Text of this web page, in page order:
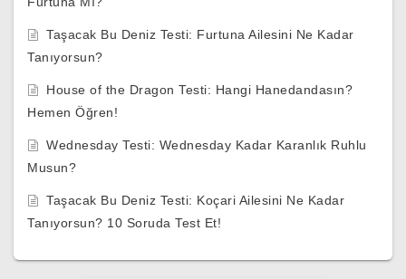
Taşacak Bu Deniz Testi: Furtuna Ailesini Ne Kadar
Tanıyorsun?
House of the Dragon Testi: Hangi Hanedandasın?
Hemen Öğren!
Wednesday Testi: Wednesday Kadar Karanlık Ruhlu
Musun?
Taşacak Bu Deniz Testi: Koçari Ailesini Ne Kadar
Tanıyorsun? 10 Soruda Test Et!